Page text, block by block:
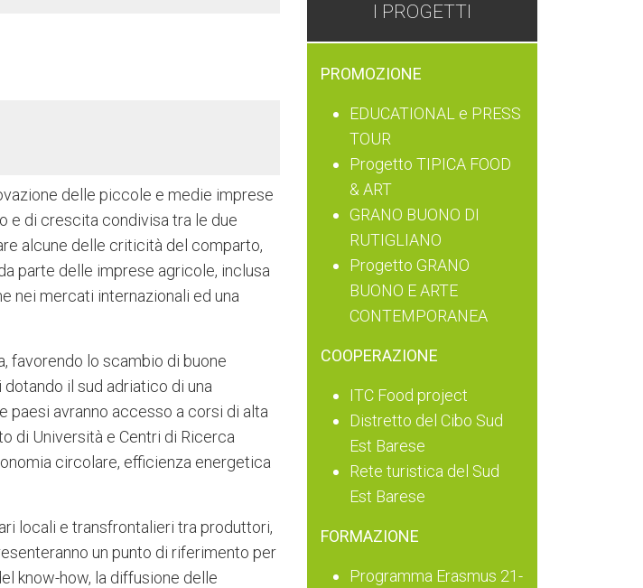
delle piccole e medie imprese
e di crescita condivisa tra le due
alcune delle criticità del comparto,
parte delle imprese agricole, inclusa
nei mercati internazionali ed una
favorendo lo scambio di buone
il sud adriatico di una
paesi avranno accesso a corsi di alta
di Università e Centri di Ricerca
circolare, efficienza energetica
locali e transfrontalieri tra produttori,
un punto di riferimento per
know-how, la diffusione delle
I PROGETTI
PROMOZIONE
EDUCATIONAL e PRESS
TOUR
Progetto TIPICA FOOD
& ART
GRANO BUONO DI
RUTIGLIANO
Progetto GRANO
BUONO E ARTE
CONTEMPORANEA
COOPERAZIONE
ITC Food project
Distretto del Cibo Sud
Est Barese
Rete turistica del Sud
Est Barese
FORMAZIONE
Programma Erasmus 21-